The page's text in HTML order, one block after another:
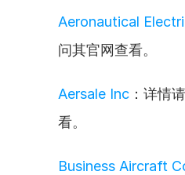
Aeronautical
问其官网查看。
Aersale Inc ：详情
看。
Business Aircraft